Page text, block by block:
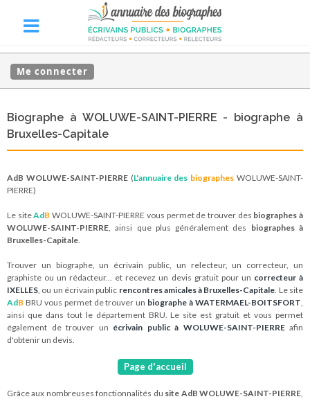
Me connecter
Biographe à WOLUWE-SAINT-PIERRE - biographe à
Bruxelles-Capitale
AdB WOLUWE-SAINT-PIERRE(L'annuaire des biographes WOLUWE-SAINT-
PIERRE)
Le siteAdB WOLUWE-SAINT-PIERRE vous permet de trouver des biographes à
WOLUWE-SAINT-PIERRE, ainsi que plus généralement des biographes à
Bruxelles-Capitale.
Trouver un biographe, un écrivain public, un relecteur, un correcteur, un
graphiste ou un rédacteur... et recevez un devis gratuit pour un correcteur à
IXELLES, ou un écrivain public rencontres amicales à Bruxelles-Capitale. Le site
AdB BRU vous permet de trouver un biographe à WATERMAEL-BOITSFORT,
ainsi que dans tout le département BRU. Le site est gratuit et vous permet
également de trouver un écrivain public à WOLUWE-SAINT-PIERREafin
d'obtenir un devis.
Page d'accueil
Grâce aux nombreuses fonctionnalités du site AdB WOLUWE-SAINT-PIERRE,